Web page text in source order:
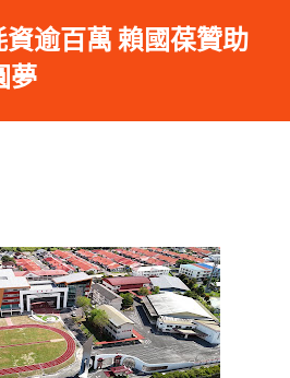
逾百萬 賴國葆贊助
夢